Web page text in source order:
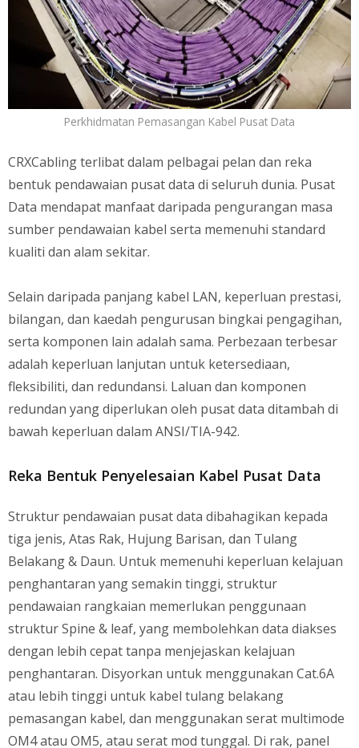
Perkhidmatan Pemasangan Kabel Pusat Data
CRXCabling terlibat dalam pelbagai pelan dan reka
bentuk pendawaian pusat data di seluruh dunia. Pusat
Data mendapat manfaat daripada pengurangan masa
sumber pendawaian kabel serta memenuhi standard
kualiti dan alam sekitar.
Selain daripada panjang kabel LAN, keperluan prestasi,
bilangan, dan kaedah pengurusan bingkai pengagihan,
serta komponen lain adalah sama. Perbezaan terbesar
adalah keperluan lanjutan untuk ketersediaan,
fleksibiliti, dan redundansi. Laluan dan komponen
redundan yang diperlukan oleh pusat data ditambah di
bawah keperluan dalam ANSI/TIA-942.
Reka Bentuk Penyelesaian Kabel Pusat Data
Struktur pendawaian pusat data dibahagikan kepada
tiga jenis, Atas Rak, Hujung Barisan, dan Tulang
Belakang & Daun. Untuk memenuhi keperluan kelajuan
penghantaran yang semakin tinggi, struktur
pendawaian rangkaian memerlukan penggunaan
struktur Spine & leaf, yang membolehkan data diakses
dengan lebih cepat tanpa menjejaskan kelajuan
penghantaran. Disyorkan untuk menggunakan Cat.6A
atau lebih tinggi untuk kabel tulang belakang
pemasangan kabel, dan menggunakan serat multimode
OM4 atau OM5, atau serat mod tunggal. Di rak, panel